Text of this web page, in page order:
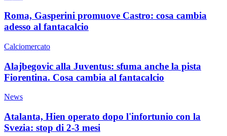
Roma, Gasperini promuove Castro: cosa cambia
adesso al fantacalcio
Calciomercato
Alajbegovic alla Juventus: sfuma anche la pista
Fiorentina. Cosa cambia al fantacalcio
News
Atalanta, Hien operato dopo l'infortunio con la
Svezia: stop di 2-3 mesi